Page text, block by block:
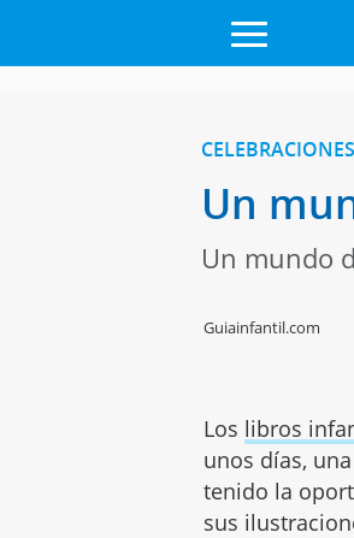
CELEBRACIONES
Un
Un mundo
Guiainfantil.com
Los libros
unos días,
tenido la
sus